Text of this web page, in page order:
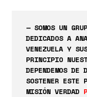
— SOMOS UN
DEDICADOS A
VENEZUELA Y
PRINCIPIO
DEPENDEMOS DE
SOSTENER ESTE
MISIÓN VERDAD